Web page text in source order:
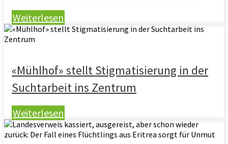
Weiterlesen
«Mühlhof» stellt Stigmatisierung in der
Suchtarbeit ins Zentrum
Weiterlesen